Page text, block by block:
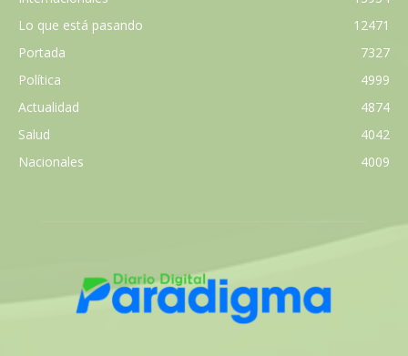
Lo que está pasando
12471
Portada
7327
Política
4999
Actualidad
4874
Salud
4042
Nacionales
4009